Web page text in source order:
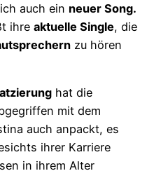
auch ein neuer Song.
ihre aktuelle Single, die
zu hören
hat die
mit dem
auch anpackt, es
ihrer Karriere
in ihrem Alter